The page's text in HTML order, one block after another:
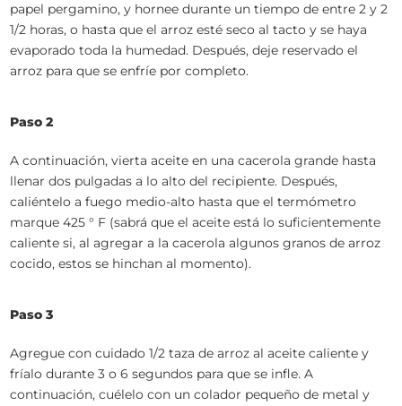
papel pergamino, y hornee durante un tiempo de entre 2 y 2
1/2 horas, o hasta que el arroz esté seco al tacto y se haya
evaporado toda la humedad. Después, deje reservado el
arroz para que se enfríe por completo.
Paso 2
A continuación, vierta aceite en una cacerola grande hasta
llenar dos pulgadas a lo alto del recipiente. Después,
caliéntelo a fuego medio-alto hasta que el termómetro
marque 425 ° F (sabrá que el aceite está lo suficientemente
caliente si, al agregar a la cacerola algunos granos de arroz
cocido, estos se hinchan al momento).
Paso 3
Agregue con cuidado 1/2 taza de arroz al aceite caliente y
fríalo durante 3 o 6 segundos para que se infle. A
continuación, cuélelo con un colador pequeño de metal y